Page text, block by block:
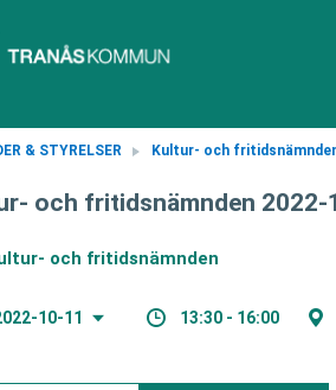
& STYRELSER Kultur- och
och fritidsnämnden 2022-
och fritidsnämnden
10-11 13:30 - 16:00